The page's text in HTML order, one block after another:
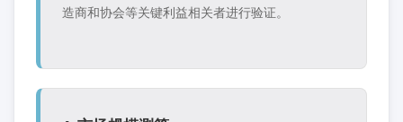
造商和协会等关键利益相关者进行验证。